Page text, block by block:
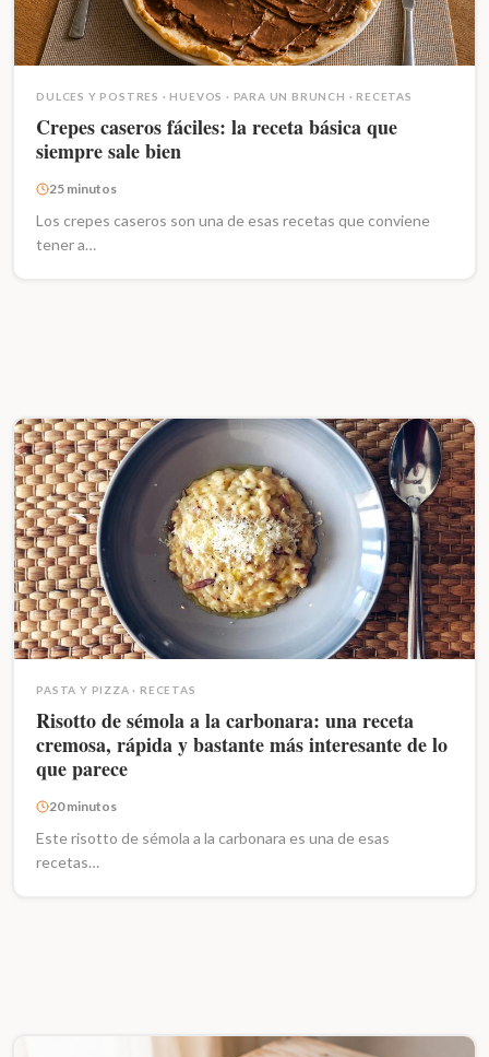
DULCES Y POSTRES · HUEVOS · PARA UN BRUNCH · RECETAS
Crepes caseros fáciles: la receta básica que
siempre sale bien
25 minutos
Los crepes caseros son una de esas recetas que conviene
tener a…
PASTA Y PIZZA · RECETAS
Risotto de sémola a la carbonara: una receta
cremosa, rápida y bastante más interesante de lo
que parece
20 minutos
Este risotto de sémola a la carbonara es una de esas
recetas…